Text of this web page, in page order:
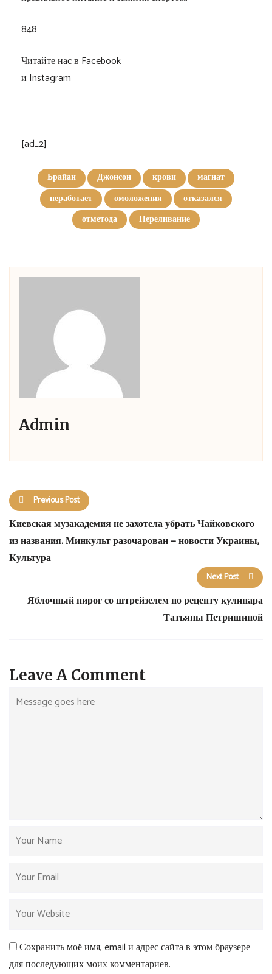
848
Читайте нас в Facebook
и Instagram
[ad_2]
Брайан Джонсон крови
магнат
неработает
омоложения
отказался
отметода
Переливание
Admin
Previous Post
Киевская музакадемия не захотела убрать Чайковского
из названия. Минкульт разочарован — новости Украины,
Культура
Next Post
Яблочный пирог со штрейзелем по рецепту кулинара
Татьяны Петришиной
Leave A Comment
Сохранить моё имя, email и адрес сайта в этом браузере
для последующих моих комментариев.